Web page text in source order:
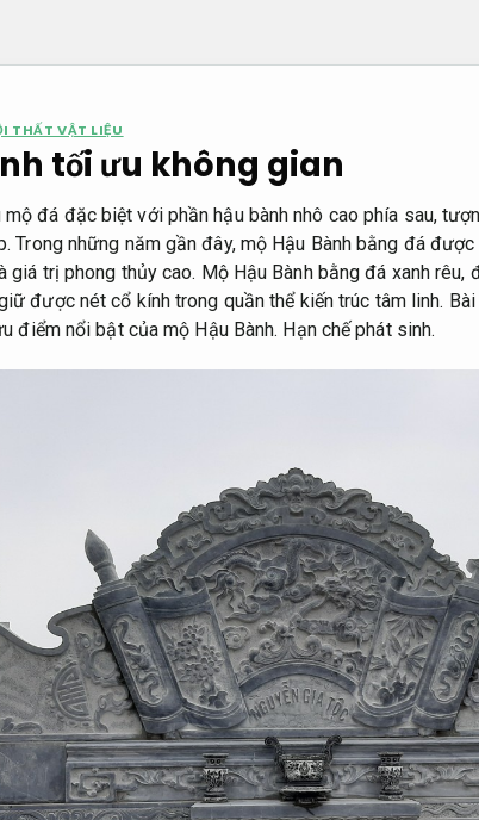
THẤT VẬT LIỆU
tối ưu không gian
mộ đá đặc biệt với phần hậu bành nhô cao phía sau,
Trong những năm gần đây, mộ Hậu Bành bằng đá
giá trị phong thủy cao. Mộ Hậu Bành bằng đá xanh rêu,
được nét cổ kính trong quần thể kiến trúc tâm linh.
điểm nổi bật của mộ Hậu Bành. Hạn chế phát sinh.